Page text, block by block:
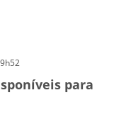
para